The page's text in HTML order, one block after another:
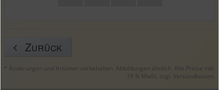
Zurück
* Änderungen und Irrtümer vorbehalten. Abbildungen ähnlich. Alle Preise inkl.
19 % MwSt. zzgl. Versandkosten.